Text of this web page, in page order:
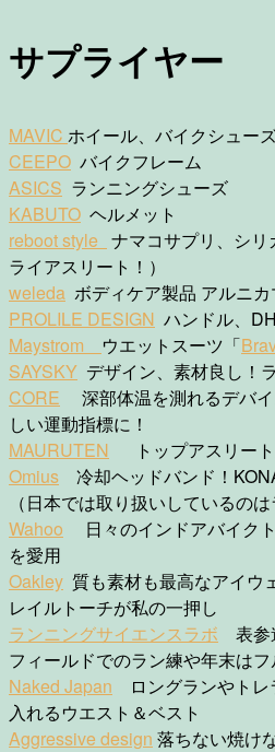
サプライヤー
MAVIC ホイール、バイクシュー
CEEPO バイクフレーム
ASICS ランニングシューズ
KABUTO ヘルメット
reboot style ナマコサプリ、シ
ライアスリート！）
weleda ボディケア製品 アルニ
PROLILE DESIGN ハンドル、
Maystrom ウエットスーツ「
SAYSKY デザイン、素材良し！
CORE 深部体温を測れるデバ
しい運動指標に！
MAURUTEN トップアスリート
Omius 冷却ヘッドバンド！
（日本では取り扱いしているのは
Wahoo 日々のインドアバイク
を愛用
Oakley 質も素材も最高なアイウ
レイルトーチが私の一押し
ランニングサイエンスラボ 表参
フィールドでのラン練や年末はフ
Naked Japan ロングランやトレ
入れるウエスト＆ベスト
Aggressive design 落ちない焼け